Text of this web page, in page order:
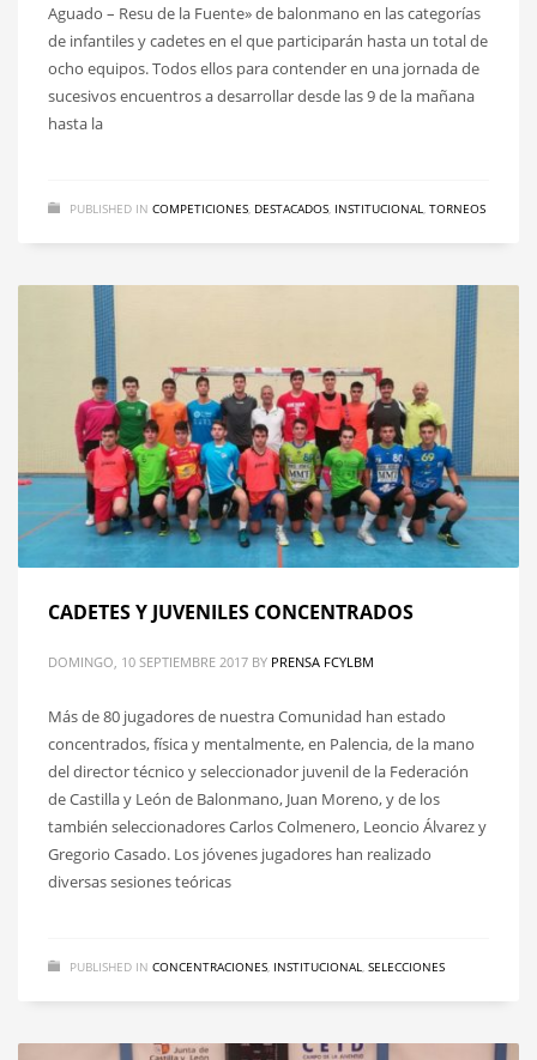
Aguado – Resu de la Fuente» de balonmano en las categorías
de infantiles y cadetes en el que participarán hasta un total de
ocho equipos. Todos ellos para contender en una jornada de
sucesivos encuentros a desarrollar desde las 9 de la mañana
hasta la
PUBLISHED IN COMPETICIONES DESTACADOS INSTITUCIONAL TORNEOS
CADETES Y JUVENILES CONCENTRADOS
DOMINGO, 10 SEPTIEMBRE 2017 BY PRENSA FCYLBM
Más de 80 jugadores de nuestra Comunidad han estado
concentrados, física y mentalmente, en Palencia, de la mano
del director técnico y seleccionador juvenil de la Federación
de Castilla y León de Balonmano, Juan Moreno, y de los
también seleccionadores Carlos Colmenero, Leoncio Álvarez y
Gregorio Casado. Los jóvenes jugadores han realizado
diversas sesiones teóricas
PUBLISHED IN CONCENTRACIONES INSTITUCIONAL SELECCIONES